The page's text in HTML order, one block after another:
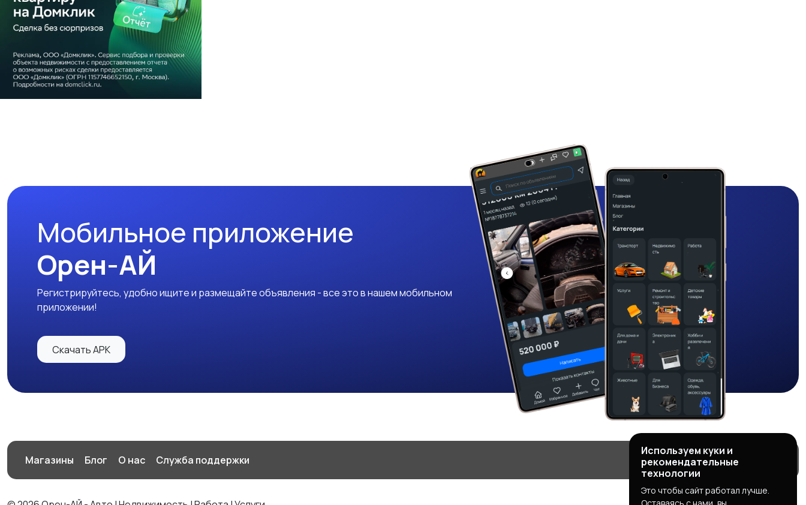
Мобильное приложение
Орен-АЙ
Регистрируйтесь, удобно ищите и размещайте объявления - все это в нашем мобильном
приложении!
Скачать APK
Магазины Блог О нас Служба поддержки
Используем куки и
рекомендательные
технологии
Это чтобы сайт работал лучше.